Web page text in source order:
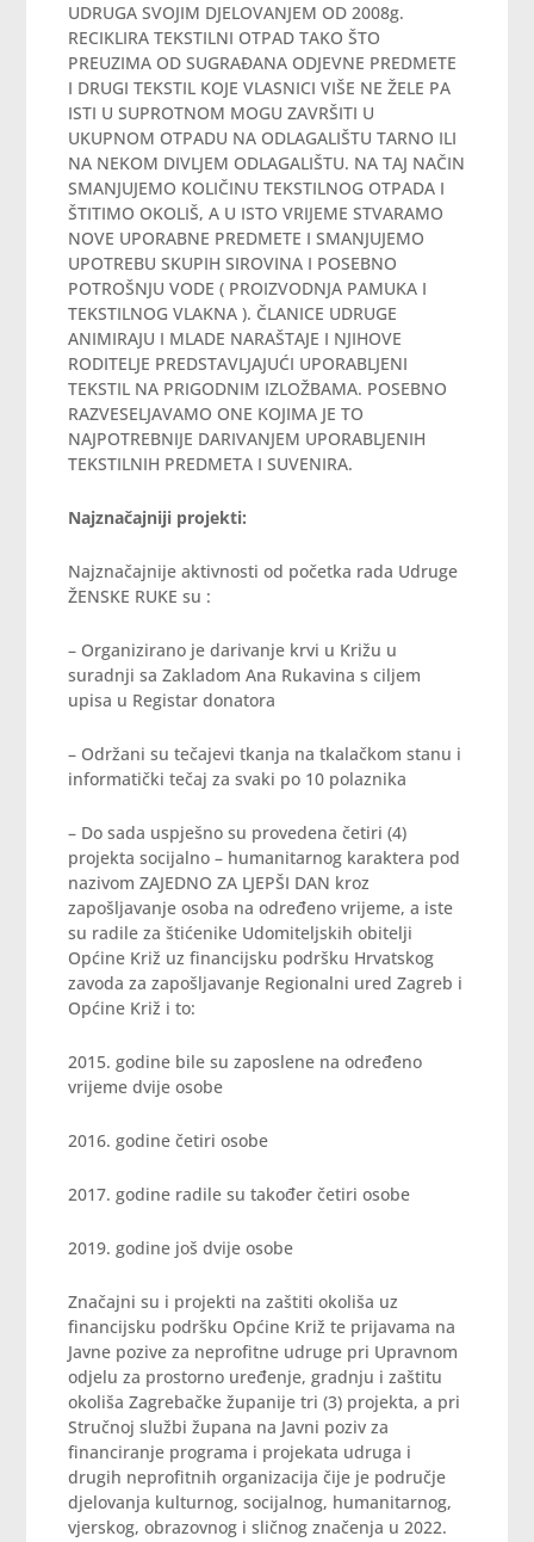
UDRUGA SVOJIM DJELOVANJEM OD 2008g.
RECIKLIRA TEKSTILNI OTPAD TAKO ŠTO
PREUZIMA OD SUGRAĐANA ODJEVNE PREDMETE
I DRUGI TEKSTIL KOJE VLASNICI VIŠE NE ŽELE PA
ISTI U SUPROTNOM MOGU ZAVRŠITI U
UKUPNOM OTPADU NA ODLAGALIŠTU TARNO ILI
NA NEKOM DIVLJEM ODLAGALIŠTU. NA TAJ NAČIN
SMANJUJEMO KOLIČINU TEKSTILNOG OTPADA I
ŠTITIMO OKOLIŠ, A U ISTO VRIJEME STVARAMO
NOVE UPORABNE PREDMETE I SMANJUJEMO
UPOTREBU SKUPIH SIROVINA I POSEBNO
POTROŠNJU VODE ( PROIZVODNJA PAMUKA I
TEKSTILNOG VLAKNA ). ČLANICE UDRUGE
ANIMIRAJU I MLADE NARAŠTAJE I NJIHOVE
RODITELJE PREDSTAVLJAJUĆI UPORABLJENI
TEKSTIL NA PRIGODNIM IZLOŽBAMA. POSEBNO
RAZVESELJAVAMO ONE KOJIMA JE TO
NAJPOTREBNIJE DARIVANJEM UPORABLJENIH
TEKSTILNIH PREDMETA I SUVENIRA.
Najznačajniji projekti:
Najznačajnije aktivnosti od početka rada Udruge
ŽENSKE RUKE su :
– Organizirano je darivanje krvi u Križu u
suradnji sa Zakladom Ana Rukavina s ciljem
upisa u Registar donatora
– Održani su tečajevi tkanja na tkalačkom stanu i
informatički tečaj za svaki po 10 polaznika
– Do sada uspješno su provedena četiri (4)
projekta socijalno – humanitarnog karaktera pod
nazivom ZAJEDNO ZA LJEPŠI DAN kroz
zapošljavanje osoba na određeno vrijeme, a iste
su radile za štićenike Udomiteljskih obitelji
Općine Križ uz financijsku podršku Hrvatskog
zavoda za zapošljavanje Regionalni ured Zagreb i
Općine Križ i to:
2015. godine bile su zaposlene na određeno
vrijeme dvije osobe
2016. godine četiri osobe
2017. godine radile su također četiri osobe
2019. godine još dvije osobe
Značajni su i projekti na zaštiti okoliša uz
financijsku podršku Općine Križ te prijavama na
Javne pozive za neprofitne udruge pri Upravnom
odjelu za prostorno uređenje, gradnju i zaštitu
okoliša Zagrebačke županije tri (3) projekta, a pri
Stručnoj službi župana na Javni poziv za
financiranje programa i projekata udruga i
drugih neprofitnih organizacija čije je područje
djelovanja kulturnog, socijalnog, humanitarnog,
vjerskog, obrazovnog i sličnog značenja u 2022.